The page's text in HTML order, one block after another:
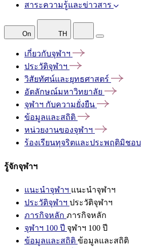
สาระความรู้และข่าวสาร
On TH
เกี่ยวกับจุฬาฯ
ประวัติจุฬาฯ
วิสัยทัศน์และยุทธศาสตร์
อัตลักษณ์มหาวิทยาลัย
จุฬาฯ กับความยั่งยืน
ข้อมูลและสถิติ
หน่วยงานของจุฬาฯ
ร้องเรียนทุจริตและประพฤติมิชอบ
รู้จักจุฬาฯ
แนะนำจุฬาฯ แนะนำจุฬาฯ
ประวัติจุฬาฯ ประวัติจุฬาฯ
ภารกิจหลัก ภารกิจหลัก
จุฬาฯ 100 ปี จุฬาฯ 100 ปี
ข้อมูลและสถิติ ข้อมูลและสถิติ